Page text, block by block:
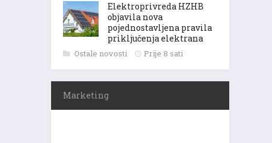
Elektroprivreda HZHB
objavila nova
pojednostavljena pravila
priključenja elektrana
Ostale novosti Prije 8 sati
Marketing